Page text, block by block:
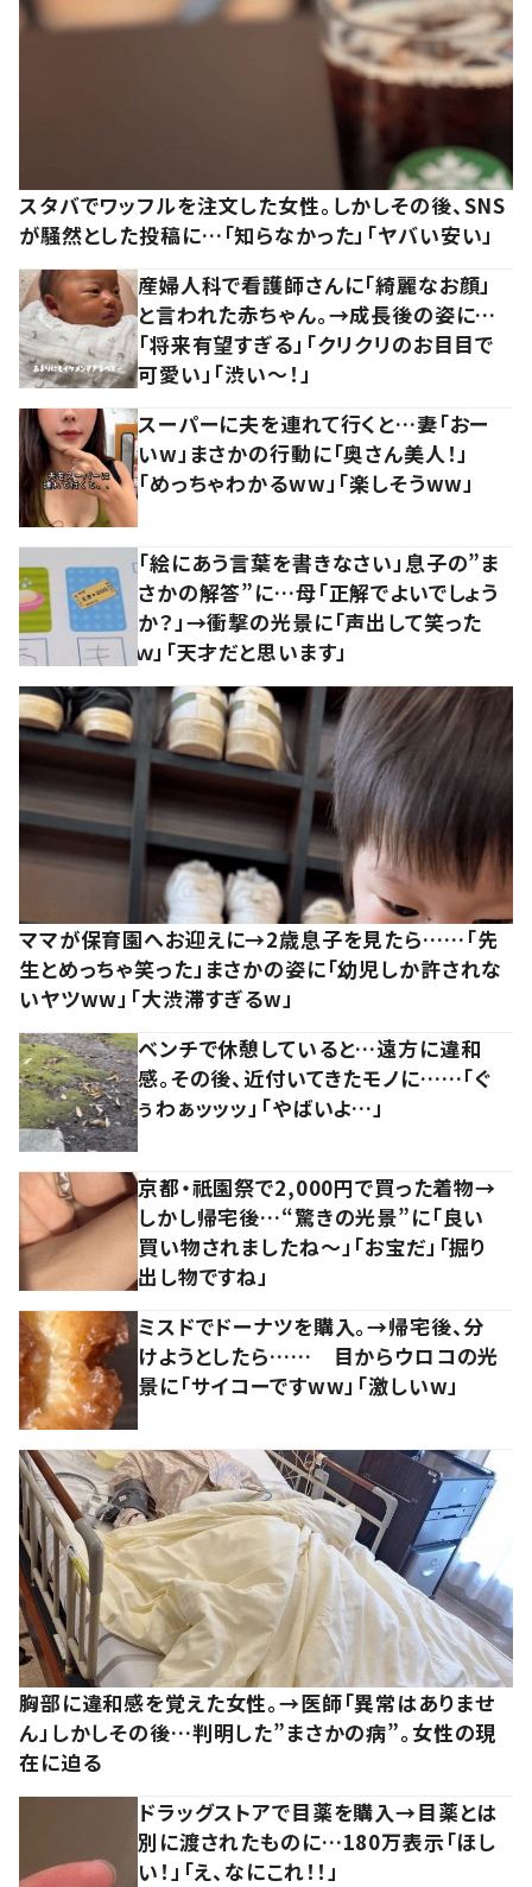
スタバでワッフルを注文した女性。しかしその後、SNS
が騒然とした投稿に…「知らなかった」「ヤバい安い」
産婦人科で看護師さんに「綺麗なお顔」
と言われた赤ちゃん。→成長後の姿に…
「将来有望すぎる」「クリクリのお目目で
可愛い」「渋い～！」
スーパーに夫を連れて行くと…妻「おー
いw」まさかの行動に「奥さん美人！」
「めっちゃわかるww」「楽しそうww」
「絵にあう言葉を書きなさい」息子の”ま
さかの解答”に…母「正解でよいでしょう
か？」→衝撃の光景に「声出して笑った
ｗ」「天才だと思います」
ママが保育園へお迎えに→2歳息子を見たら……「先
生とめっちゃ笑った」まさかの姿に「幼児しか許されな
いヤツww」「大渋滞すぎるw」
ベンチで休憩していると…遠方に違和
感。その後、近付いてきたモノに……「ぐ
ぅわぁッッッ」「やばいよ…」
京都・祇園祭で2,000円で買った着物→
しかし帰宅後…“驚きの光景”に「良い
買い物されましたね～」「お宝だ」「掘り
出し物ですね」
ミスドでドーナツを購入。→帰宅後、分
けようとしたら…… 目からウロコの光
景に「サイコーですww」「激しいw」
胸部に違和感を覚えた女性。→医師「異常はありませ
ん」しかしその後…判明した”まさかの病”。女性の現
在に迫る
ドラッグストアで目薬を購入→目薬とは
別に渡されたものに…180万表示「ほし
い！」「え、なにこれ！！」